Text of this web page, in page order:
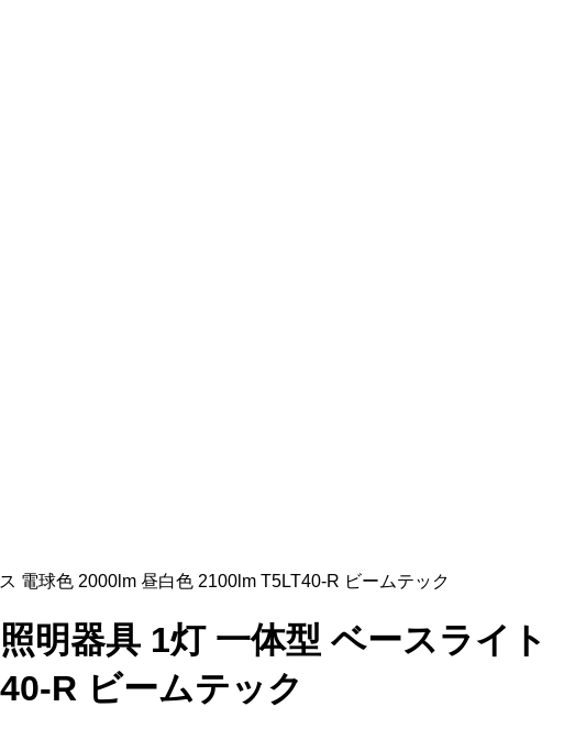
電球色 2000lm 昼白色 2100lm T5LT40-R ビームテック
明器具 1灯 一体型 ベースライト
R ビームテック